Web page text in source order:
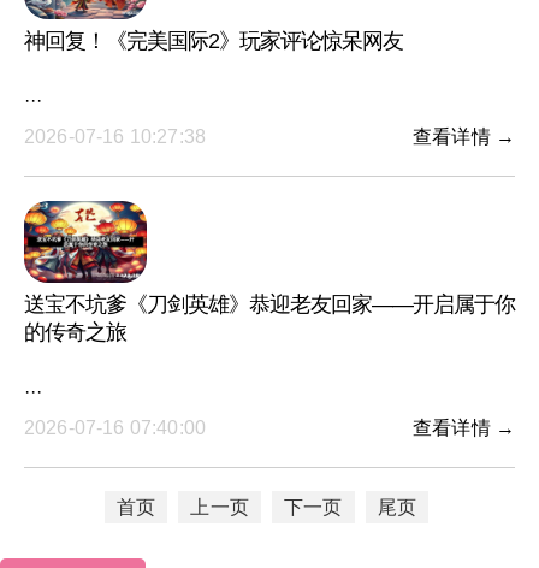
神回复！《完美国际2》玩家评论惊呆网友
···
2026-07-16 10:27:38
查看详情 →
送宝不坑爹《刀剑英雄》恭迎老友回家——开启属于你
的传奇之旅
···
2026-07-16 07:40:00
查看详情 →
首页 上一页 下一页 尾页